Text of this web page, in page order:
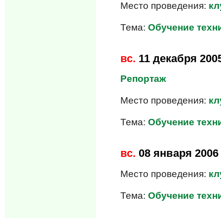
Место проведения:
Тема:Обучение
вс. 11 декабря
Репортаж
Место проведения:
Тема:Обучение
вс. 08 января 2006
Место проведения:
Тема:Обучение